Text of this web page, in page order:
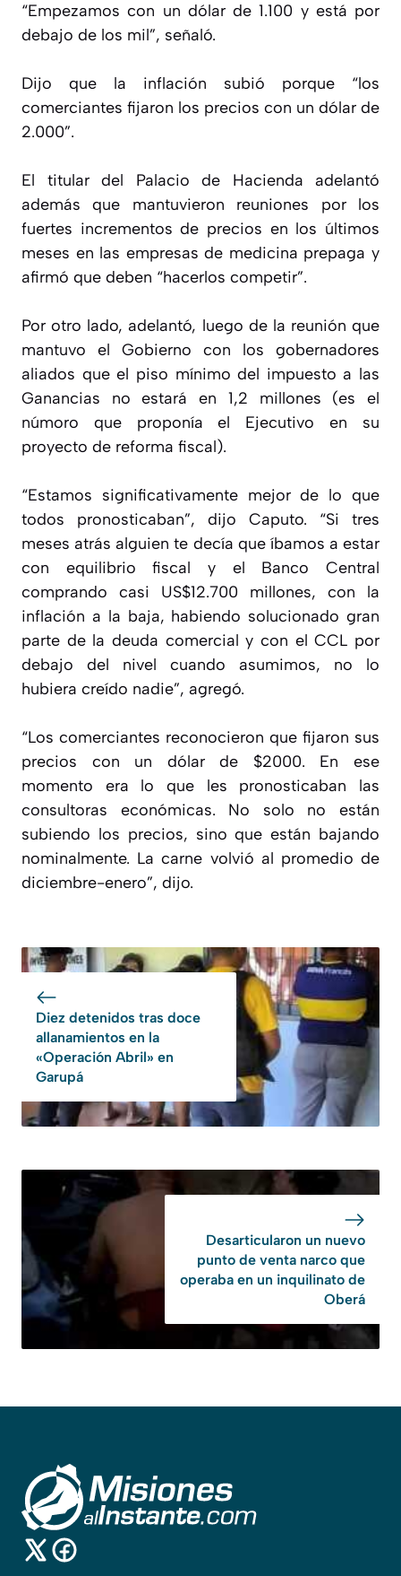
“Empezamos con un dólar de 1.100 y está por
debajo de los mil”, señaló.
Dijo que la inflación subió porque “los
comerciantes fijaron los precios con un dólar de
2.000”.
El titular del Palacio de Hacienda adelantó
además que mantuvieron reuniones por los
fuertes incrementos de precios en los últimos
meses en las empresas de medicina prepaga y
afirmó que deben “hacerlos competir”.
Por otro lado, adelantó, luego de la reunión que
mantuvo el Gobierno con los gobernadores
aliados que el piso mínimo del impuesto a las
Ganancias no estará en 1,2 millones (es el
númoro que proponía el Ejecutivo en su
proyecto de reforma fiscal).
“Estamos significativamente mejor de lo que
todos pronosticaban”, dijo Caputo. “Si tres
meses atrás alguien te decía que íbamos a estar
con equilibrio fiscal y el Banco Central
comprando casi US$12.700 millones, con la
inflación a la baja, habiendo solucionado gran
parte de la deuda comercial y con el CCL por
debajo del nivel cuando asumimos, no lo
hubiera creído nadie”, agregó.
“Los comerciantes reconocieron que fijaron sus
precios con un dólar de $2000. En ese
momento era lo que les pronosticaban las
consultoras económicas. No solo no están
subiendo los precios, sino que están bajando
nominalmente. La carne volvió al promedio de
diciembre-enero”, dijo.
Diez detenidos tras doce
allanamientos en la
«Operación Abril» en
Garupá
Desarticularon un nuevo
punto de venta narco que
operaba en un inquilinato de
Oberá